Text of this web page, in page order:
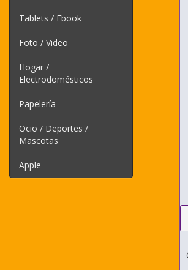
Tablets / Ebook
Foto / Video
Hogar /
Electrodomésticos
Papelería
Ocio / Deportes /
Mascotas
Apple